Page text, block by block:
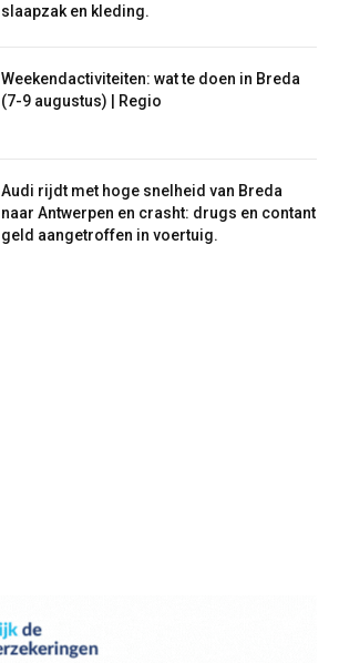
slaapzak en kleding.
Weekendactiviteiten: wat te doen in Breda
(7-9 augustus) | Regio
Audi rijdt met hoge snelheid van Breda
naar Antwerpen en crasht: drugs en contant
geld aangetroffen in voertuig.